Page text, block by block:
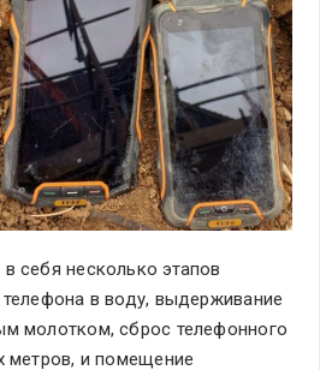
себя несколько этапов
в воду, выдерживание
молотком, сброс телефонного
метров, и помещение